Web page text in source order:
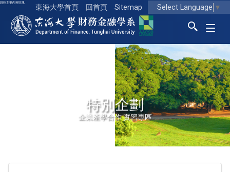
跳到主要內容區塊
東海大學首頁 回首頁 Sitemap Select Language ▼
東海大學logo
特別企劃
企業產學合作 實習專區